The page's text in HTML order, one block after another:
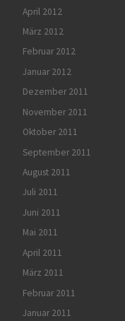
April 2012
März 2012
Februar 2012
Januar 2012
Dezember 2011
November 2011
Oktober 2011
September 2011
August 2011
Juli 2011
Juni 2011
Mai 2011
April 2011
März 2011
Februar 2011
Januar 2011